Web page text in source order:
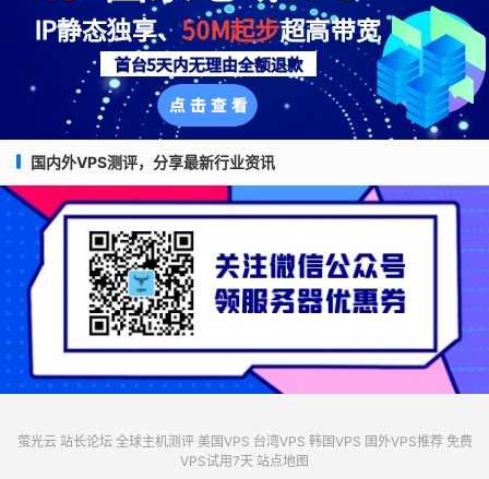
国内外VPS测评，分享最新行业资讯
萤光云 站长论坛 全球主机测评 美国VPS 台湾VPS 韩国VPS 国外VPS推荐 免费
VPS试用7天 站点地图